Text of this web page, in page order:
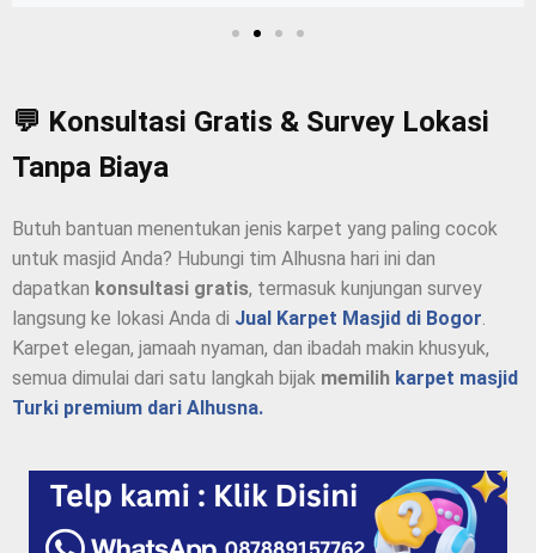
💬 Konsultasi Gratis & Survey Lokasi
Tanpa Biaya
Butuh bantuan menentukan jenis karpet yang paling cocok
untuk masjid Anda? Hubungi tim Alhusna hari ini dan
dapatkan konsultasi gratis, termasuk kunjungan survey
langsung ke lokasi Anda di Jual Karpet Masjid di Bogor
Karpet elegan, jamaah nyaman, dan ibadah makin khusyuk,
semua dimulai dari satu langkah bijak memilih karpet masjid
Turki premium dari Alhusna.